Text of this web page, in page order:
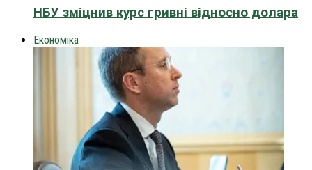
НБУ зміцнив курс гривні відносно долара
Економіка